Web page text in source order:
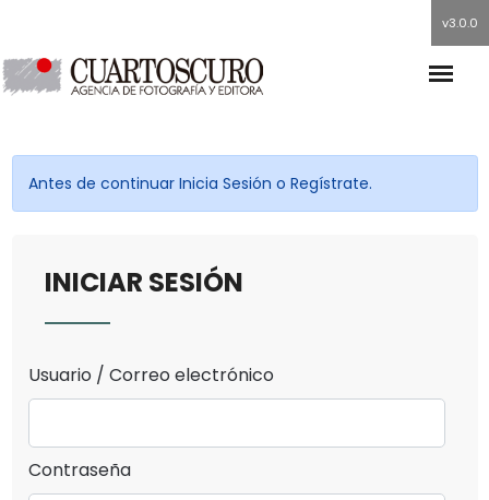
v3.0.0
Antes de continuar Inicia Sesión o Regístrate.
INICIAR SESIÓN
Usuario / Correo electrónico
Contraseña